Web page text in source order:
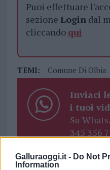
Galluraoggi.it - Do Not
Information
Puoi effettuare
sezione Logindal
cliccando qui
TEMI: Comune Di Olbia
Inviaci
i tuoi
Su
345 356